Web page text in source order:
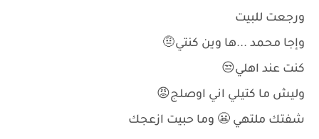
ورجعت للبيت
وإجا محمد ...ها وين كنتي🤨
كنت عند اهلي😒
وليش ما كتيلي اني اوصلج😡
شفتك ملتهي 😬 وما حبيت ازعجك